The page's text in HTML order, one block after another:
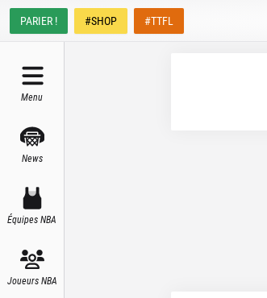
PARIER ! #SHOP #TTFL
Menu
News
Équipes NBA
Joueurs NBA